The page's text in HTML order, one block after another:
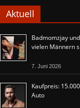
Aktuell
Badmomzjay
vielen Männern
7. Juni 2026
Kaufpreis:
Auto